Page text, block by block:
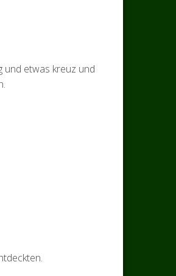
und etwas kreuz und